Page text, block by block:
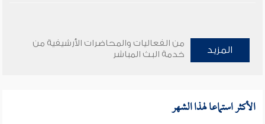
المزيد
من الفعاليات والمحاضرات الأرشيفية من
خدمة البث المباشر
الأكثر استماعا لهذا الشهر